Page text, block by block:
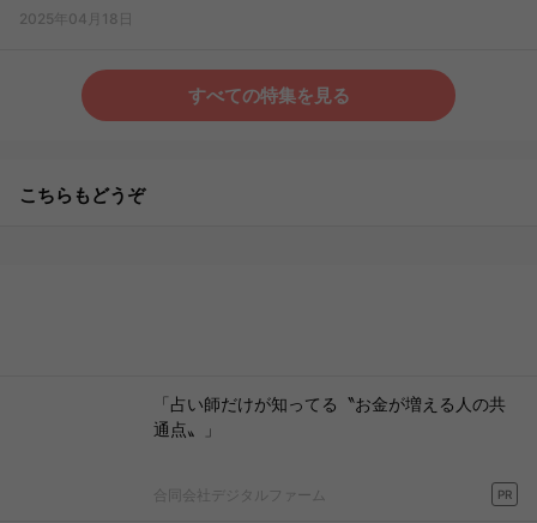
2025年04月18日
すべての特集を見る
こちらもどうぞ
「占い師だけが知ってる〝お金が増える人の共
通点〟」
合同会社デジタルファーム PR